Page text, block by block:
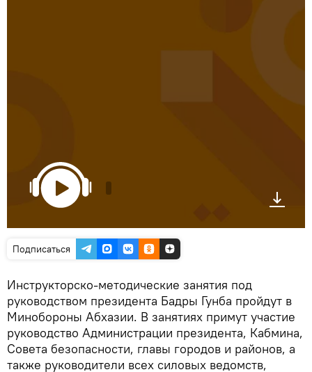
Подписаться
Инструкторско-методические занятия под
руководством президента Бадры Гунба пройдут в
Минобороны Абхазии. В занятиях примут участие
руководство Администрации президента, Кабмина,
Совета безопасности, главы городов и районов, а
также руководители всех силовых ведомств,